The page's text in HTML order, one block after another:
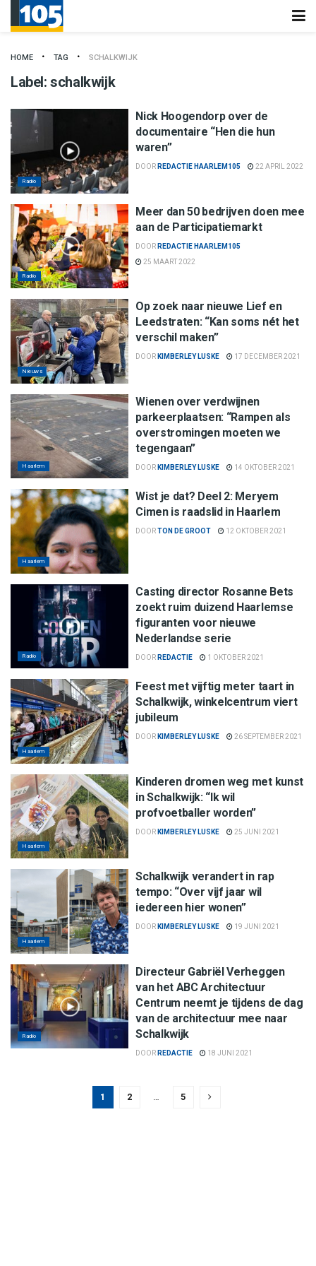
HOME TAG SCHALKWIJK
Label:schalkwijk
Radio
Nick Hoogendorp over de
documentaire “Hen die hun
waren”
DOOR REDACTIE HAARLEM105 22 APRIL 2022
Radio
Meer dan 50 bedrijven doen mee
aan de Participatiemarkt
DOOR REDACTIE HAARLEM105
25 MAART 2022
Nieuws
Op zoek naar nieuwe Lief en
Leedstraten: “Kan soms nét het
verschil maken”
DOOR KIMBERLEY LUSKE 17 DECEMBER 2021
Haarlem
Wienen over verdwijnen
parkeerplaatsen: “Rampen als
overstromingen moeten we
tegengaan”
DOOR KIMBERLEY LUSKE 14 OKTOBER 2021
Haarlem
Wist je dat? Deel 2: Meryem
Cimen is raadslid in Haarlem
DOORTON DE GROOT 12 OKTOBER 2021
Radio
Casting director Rosanne Bets
zoekt ruim duizend Haarlemse
figuranten voor nieuwe
Nederlandse serie
DOOR REDACTIE 1 OKTOBER 2021
Haarlem
Feest met vijftig meter taart in
Schalkwijk, winkelcentrum viert
jubileum
DOOR KIMBERLEY LUSKE 26 SEPTEMBER 2021
Haarlem
Kinderen dromen weg met kunst
in Schalkwijk: “Ik wil
profvoetballer worden”
DOOR KIMBERLEY LUSKE 25 JUNI 2021
Haarlem
Schalkwijk verandert in rap
tempo: “Over vijf jaar wil
iedereen hier wonen”
DOOR KIMBERLEY LUSKE 19 JUNI 2021
Radio
Directeur Gabriël Verheggen
van het ABC Architectuur
Centrum neemt je tijdens de dag
van de architectuur mee naar
Schalkwijk
DOOR REDACTIE 18 JUNI 2021
1 2 5